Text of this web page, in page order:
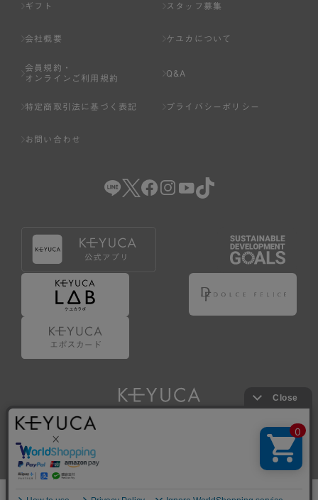
ギフト スタッフ募集
会社概要 ケユカについて
会員規約・
オンラインご利用規約
Q&A
特定商取引法に基づく表記 プライバシーポリシー
お問い合わせ
Copyright © KAWAJUN Co., Ltd. All Rights Reserved.